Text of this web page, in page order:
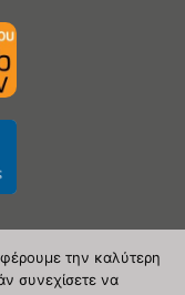
την καλύτερη
συνεχίσετε να